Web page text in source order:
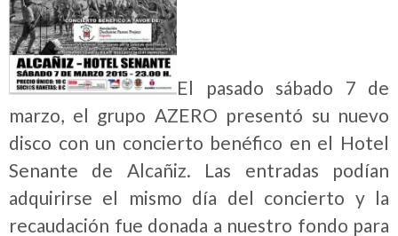
El pasado sábado 7 de
marzo, el grupo AZERO presentó su nuevo
disco con un concierto benéfico en el Hotel
Senante de Alcañiz. Las entradas podían
adquirirse el mismo día del concierto y la
recaudación fue donada a nuestro fondo para